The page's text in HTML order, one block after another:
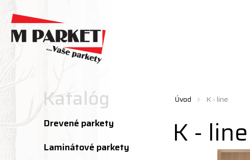
Úvod K - line
K - line
Katalóg
Drevené parkety
Laminátové parkety